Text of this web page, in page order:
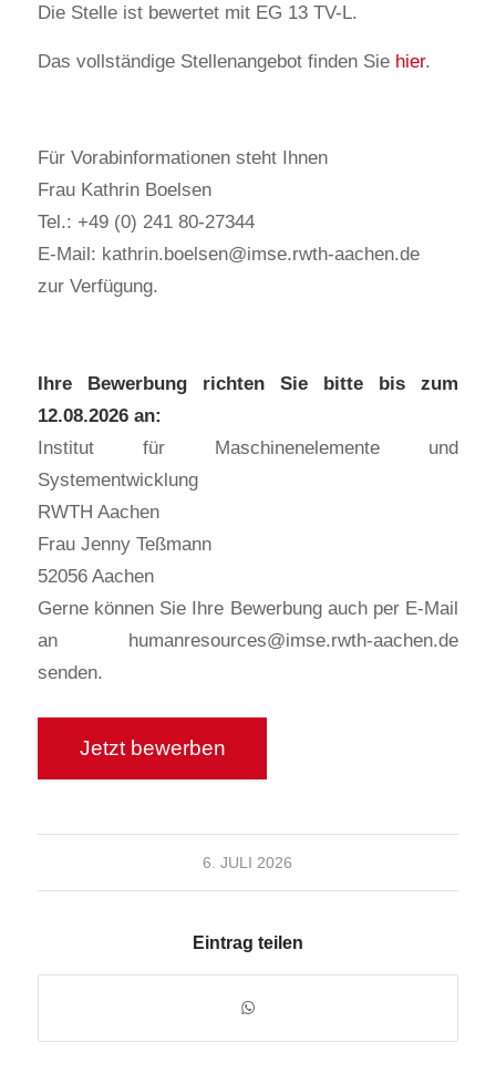
Die Stelle ist bewertet mit EG 13 TV-L.
Das vollständige Stellenangebot finden Sie hier.
Für Vorabinformationen steht Ihnen
Frau Kathrin Boelsen
Tel.: +49 (0) 241 80-27344
E-Mail: kathrin.boelsen@imse.rwth-aachen.de
zur Verfügung.
Ihre Bewerbung richten Sie bitte bis zum
12.08.2026 an:
Institut für Maschinenelemente und
Systementwicklung
RWTH Aachen
Frau Jenny Teßmann
52056 Aachen
Gerne können Sie Ihre Bewerbung auch per E-Mail
an humanresources@imse.rwth-aachen.de
senden.
6. JULI 2026
Eintrag teilen